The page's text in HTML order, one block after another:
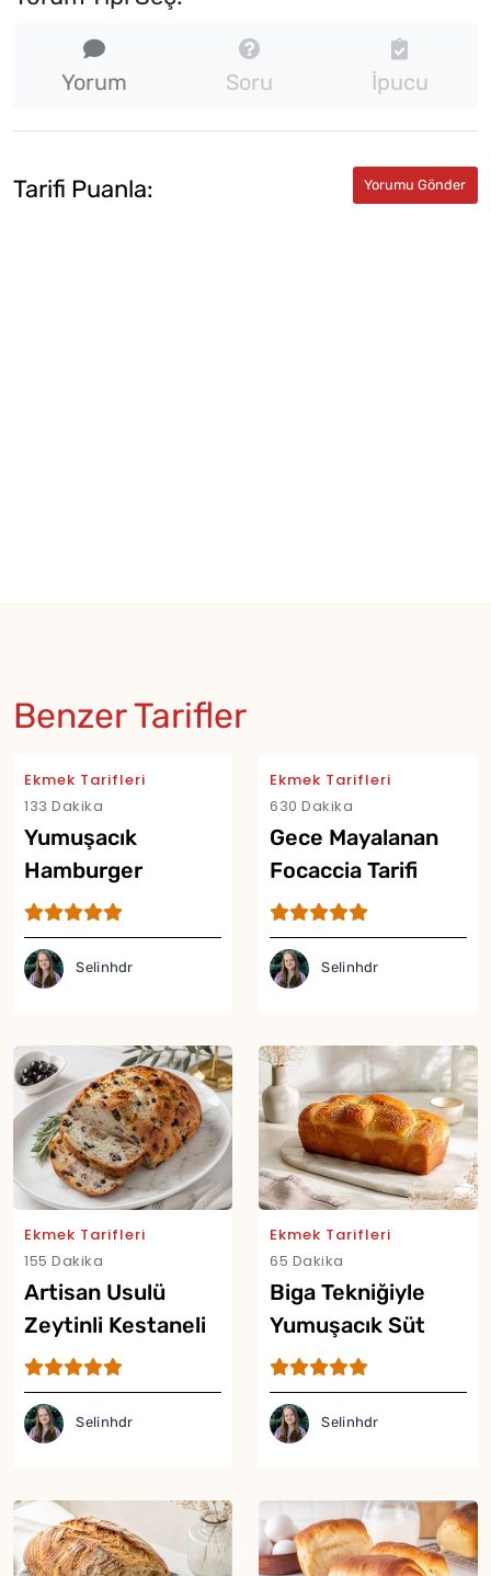
Yorum Soru İpucu
Tarifi Puanla:
Benzer Tarifler
Ekmek Tarifleri
133 Dakika
Yumuşacık
Hamburger
Ekmeği Tarifi
Selinhdr
Ekmek Tarifleri
630 Dakika
Gece Mayalanan
Focaccia Tarifi
Selinhdr
Ekmek Tarifleri
155 Dakika
Artisan Usulü
Zeytinli Kestaneli
Ekmek Tarifi
Selinhdr
Ekmek Tarifleri
65 Dakika
Biga Tekniğiyle
Yumuşacık Süt
Ekmeği Tarifi
Selinhdr